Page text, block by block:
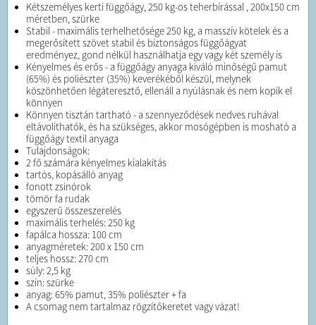
Kétszemélyes kerti függőágy, 250 kg-os teherbírással , 200x150 cm
méretben, szürke
Stabil - maximális terhelhetősége 250 kg, a masszív kötelek és a
megerősített szövet stabil és biztonságos függőágyat
eredményez, gond nélkül használhatja egy vagy két személy is
Kényelmes és erős - a függőágy anyaga kiváló minőségű pamut
(65%) és poliészter (35%) keverékéből készül, melynek
köszönhetően légáteresztő, ellenáll a nyúlásnak és nem kopik el
könnyen
Könnyen tisztán tartható - a szennyeződések nedves ruhával
eltávolíthatók, és ha szükséges, akkor mosógépben is mosható a
függőágy textil anyaga
Tulajdonságok:
2 fő számára kényelmes kialakítás
tartós, kopásálló anyag
fonott zsinórok
tömör fa rudak
egyszerű összeszerelés
maximális terhelés: 250 kg
fapálca hossza: 100 cm
anyagméretek: 200 x 150 cm
teljes hossz: 270 cm
súly: 2,5 kg
szín: szürke
anyag: 65% pamut, 35% poliészter + fa
A csomag nem tartalmaz rögzítőkeretet vagy vázat!